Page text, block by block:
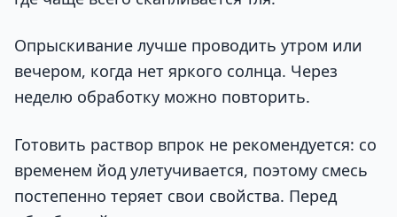
Опрыскивание лучше проводить утром или
вечером, когда нет яркого солнца. Через
неделю обработку можно повторить.
Готовить раствор впрок не рекомендуется: со
временем йод улетучивается, поэтому смесь
постепенно теряет свои свойства. Перед